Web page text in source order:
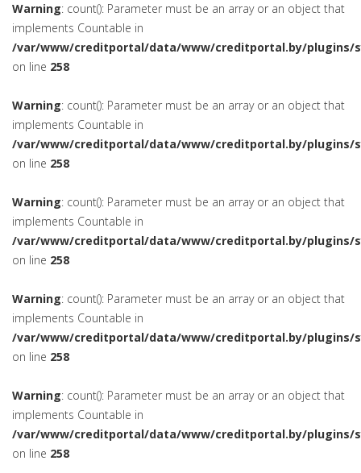
Warning: count(): Parameter must be an array or an object that
implements Countable in
/var/www/creditportal/data/www/creditportal.by/plugins/
on line 258
Warning: count(): Parameter must be an array or an object that
implements Countable in
/var/www/creditportal/data/www/creditportal.by/plugins/
on line 258
Warning: count(): Parameter must be an array or an object that
implements Countable in
/var/www/creditportal/data/www/creditportal.by/plugins/
on line 258
Warning: count(): Parameter must be an array or an object that
implements Countable in
/var/www/creditportal/data/www/creditportal.by/plugins/
on line 258
Warning: count(): Parameter must be an array or an object that
implements Countable in
/var/www/creditportal/data/www/creditportal.by/plugins/
on line 258